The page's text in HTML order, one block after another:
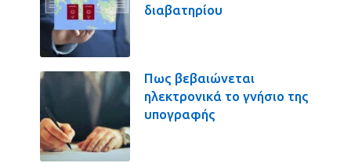
διαβατηρίου
Πως βεβαιώνεται
ηλεκτρονικά το γνήσιο της
υπογραφής